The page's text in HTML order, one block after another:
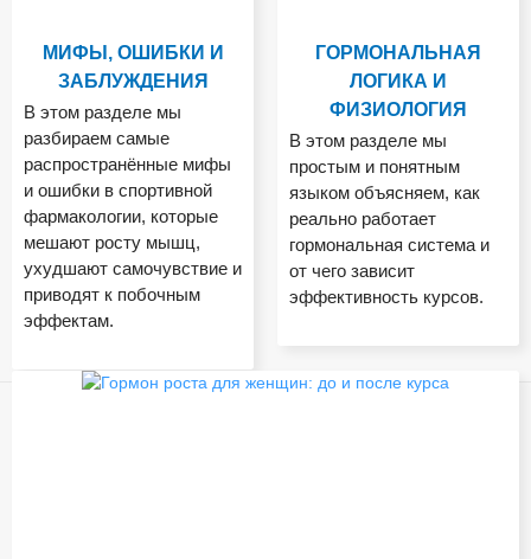
МИФЫ, ОШИБКИ И
ЗАБЛУЖДЕНИЯ
В этом разделе мы
разбираем самые
распространённые мифы
и ошибки в спортивной
фармакологии, которые
мешают росту мышц,
ухудшают самочувствие и
приводят к побочным
эффектам.
ГОРМОНАЛЬНАЯ
ЛОГИКА И
ФИЗИОЛОГИЯ
В этом разделе мы
простым и понятным
языком объясняем, как
реально работает
гормональная система и
от чего зависит
эффективность курсов.